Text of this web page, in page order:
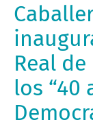
Real
los “40